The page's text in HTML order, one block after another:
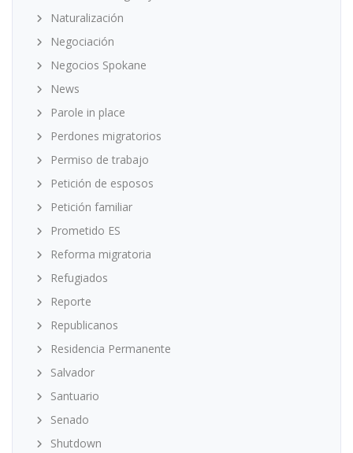
Naturalización
Negociación
Negocios Spokane
News
Parole in place
Perdones migratorios
Permiso de trabajo
Petición de esposos
Petición familiar
Prometido ES
Reforma migratoria
Refugiados
Reporte
Republicanos
Residencia Permanente
Salvador
Santuario
Senado
Shutdown